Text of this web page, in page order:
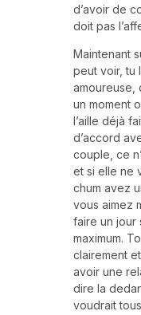
d’avoir de
doit pas
Maintenant
peut voir, tu
amoureuse,
un moment
l’aille déjà
d’accord
couple, ce
et si elle ne
chum avez
vous aimez
faire un jour
maximum.
clairement
avoir une
dire la
voudrait